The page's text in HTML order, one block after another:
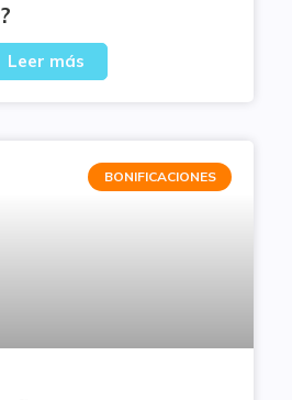
Leer más
BONIFICACIONES